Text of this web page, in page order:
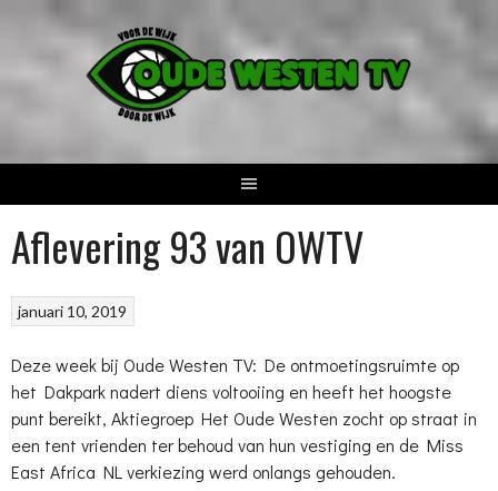
inhoud
Aflevering 93 van OWTV
januari 10, 2019
Deze week bij Oude Westen TV: De ontmoetingsruimte op
het Dakpark nadert diens voltooiing en heeft het hoogste
punt bereikt, Aktiegroep Het Oude Westen zocht op straat in
een tent vrienden ter behoud van hun vestiging en de Miss
East Africa NL verkiezing werd onlangs gehouden.